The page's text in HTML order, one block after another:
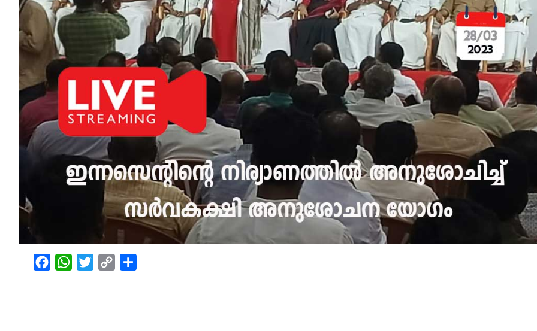
FacebookWhatsAppTwitterCopy